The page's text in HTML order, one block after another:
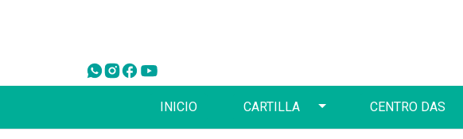
INICIO CARTILLA Toggle Dropdown
CENTRO DAS